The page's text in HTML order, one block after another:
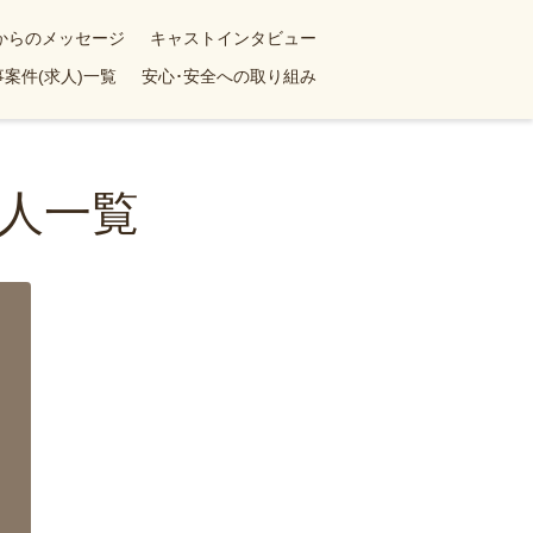
らのメッセージ
キャストインタビュー
案件(求人)一覧 安心･安全への取り組み
一覧